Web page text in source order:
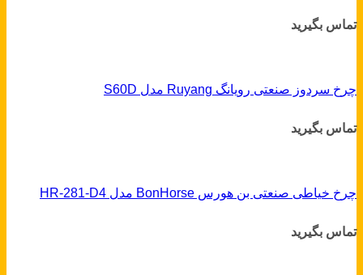
تماس بگیرید
چرخ سردوز صنعتی رویانگ Ruyang مدل S60D
تماس بگیرید
چرخ خیاطی صنعتی بن هورس BonHorse مدل HR-281-D4
تماس بگیرید